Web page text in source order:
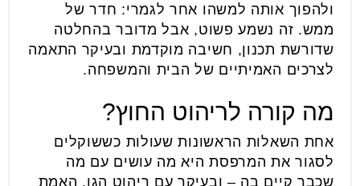
ולהפוך אותה למשהו אחר לגמרי: חדר של
ממש. זה נשמע פשוט, אבל מדובר בהחלטה
שדורשת תכנון, חשיבה מוקדמת ובעיקר התאמה
לצרכים האמיתיים של הבית והמשפחה.
מה קורה לריהוט החוץ?
אחת השאלות הראשונות שעולות כששוקלים
לסגור את המרפסת היא מה עושים עם מה
שכבר קיים בה – ובעיקר עם ריהוט הגן. האמת